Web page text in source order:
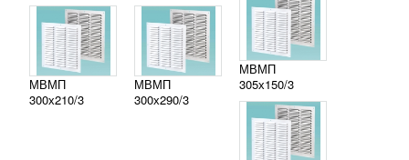
МВМП
300х210/3
МВМП
300х290/3
МВМП
305х150/3